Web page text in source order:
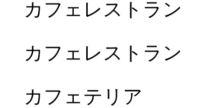
カフェレストラン
カフェレストラン
カフェテリア